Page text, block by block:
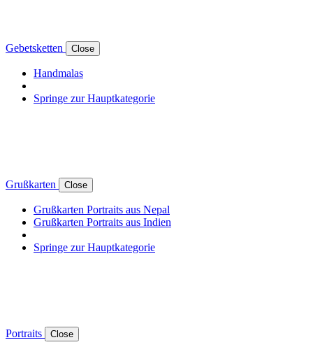
Gebetsketten Close
Handmalas
Springe zur Hauptkategorie
Grußkarten Close
Grußkarten Portraits aus Nepal
Grußkarten Portraits aus Indien
Springe zur Hauptkategorie
Portraits Close